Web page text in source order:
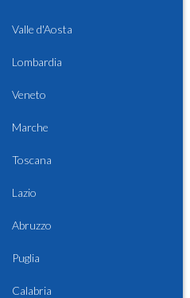
Valle d'Aosta
Lombardia
Veneto
Marche
Toscana
Lazio
Abruzzo
Puglia
Calabria